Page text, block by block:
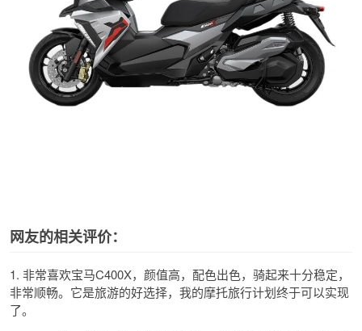
网友的相关评价：
1. 非常喜欢宝马C400X，颜值高，配色出色，骑起来十分稳定，
非常顺畅。它是旅游的好选择，我的摩托旅行计划终于可以实现
了。